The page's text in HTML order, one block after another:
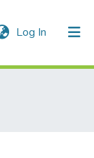
Log In (current)